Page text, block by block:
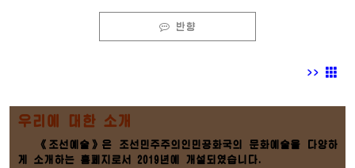
반향
>>
우리에 대한 소개
《조선예술》은 조선민주주의인민공화국의 문화예술을 다양하
게 소개하는 홈페지로서 2019년에 개설되였습니다.